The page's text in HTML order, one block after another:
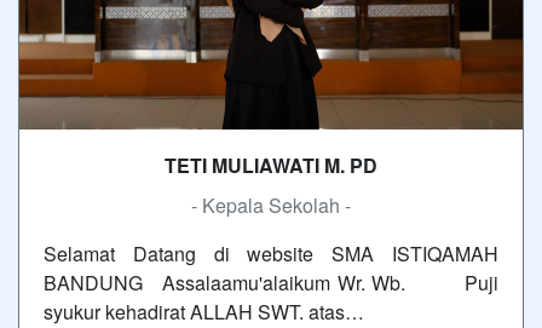
TETI MULIAWATI M. PD
- Kepala Sekolah -
Selamat Datang di website SMA ISTIQAMAH
BANDUNG Assalaamu'alaikum Wr. Wb. Puji
syukur kehadirat ALLAH SWT. atas…